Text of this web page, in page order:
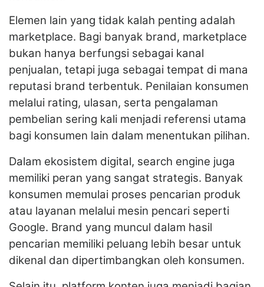
Elemen lain yang tidak kalah penting adalah
marketplace. Bagi banyak brand, marketplace
bukan hanya berfungsi sebagai kanal
penjualan, tetapi juga sebagai tempat di mana
reputasi brand terbentuk. Penilaian konsumen
melalui rating, ulasan, serta pengalaman
pembelian sering kali menjadi referensi utama
bagi konsumen lain dalam menentukan pilihan.
Dalam ekosistem digital, search engine juga
memiliki peran yang sangat strategis. Banyak
konsumen memulai proses pencarian produk
atau layanan melalui mesin pencari seperti
Google. Brand yang muncul dalam hasil
pencarian memiliki peluang lebih besar untuk
dikenal dan dipertimbangkan oleh konsumen.